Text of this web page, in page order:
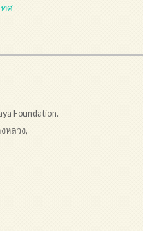
ศ
Foundation.
หลวง,